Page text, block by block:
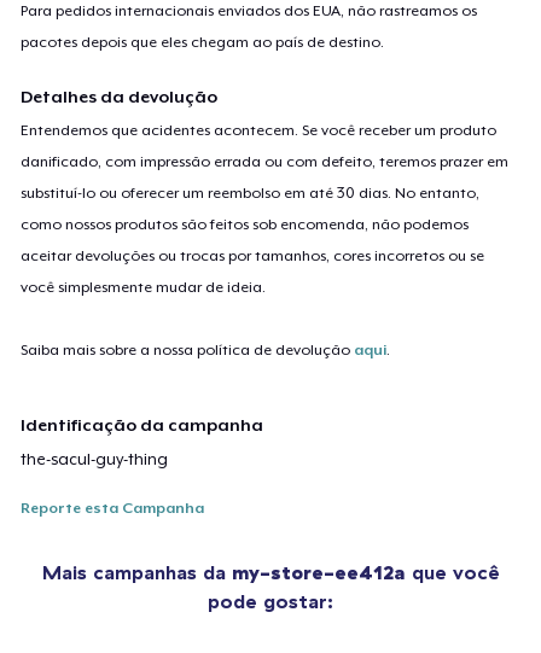
Para pedidos internacionais enviados dos EUA, não rastreamos os
pacotes depois que eles chegam ao país de destino.
Detalhes da devolução
Entendemos que acidentes acontecem. Se você receber um produto
danificado, com impressão errada ou com defeito, teremos prazer em
substituí-lo ou oferecer um reembolso em até 30 dias. No entanto,
como nossos produtos são feitos sob encomenda, não podemos
aceitar devoluções ou trocas por tamanhos, cores incorretos ou se
você simplesmente mudar de ideia.
Saiba mais sobre a nossa política de devolução aqui.
Identificação da campanha
the-sacul-guy-thing
Reporte esta Campanha
Mais campanhas da my-store-ee412a que você
pode gostar: